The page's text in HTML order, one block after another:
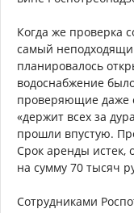
Когда же проверка
самый
планировалось
водоснабжение
проверяющие даже
«держит всех за
прошли впустую.
Срок аренды истек,
на сумму 70 тысяч
Сотрудниками